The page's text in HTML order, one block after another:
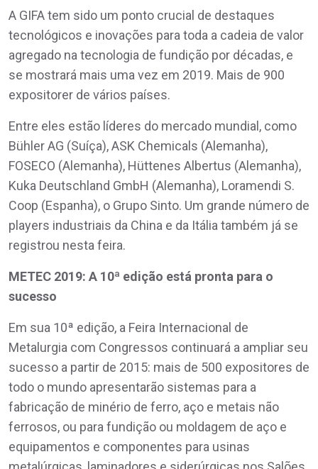
A GIFA tem sido um ponto crucial de destaques
tecnológicos e inovações para toda a cadeia de valor
agregado na tecnologia de fundição por décadas, e
se mostrará mais uma vez em 2019. Mais de 900
expositorer de vários países.
Entre eles estão líderes do mercado mundial, como
Bühler AG (Suíça), ASK Chemicals (Alemanha),
FOSECO (Alemanha), Hüttenes Albertus (Alemanha),
Kuka Deutschland GmbH (Alemanha), Loramendi S.
Coop (Espanha), o Grupo Sinto. Um grande número de
players industriais da China e da Itália também já se
registrou nesta feira.
METEC 2019: A 10ª edição está pronta para o
sucesso
Em sua 10ª edição, a Feira Internacional de
Metalurgia com Congressos continuará a ampliar seu
sucesso a partir de 2015: mais de 500 expositores de
todo o mundo apresentarão sistemas para a
fabricação de minério de ferro, aço e metais não
ferrosos, ou para fundição ou moldagem de aço e
equipamentos e componentes para usinas